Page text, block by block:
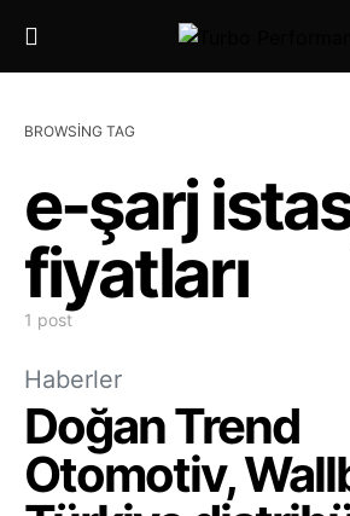
BROWSING TAG
e-şarj
fiyatları
1 post
Haberler
Doğan Trend
Otomotiv,